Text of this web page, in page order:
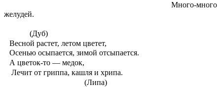
Много-много
желудей.
(Дуб)
Весной растет, летом цветет,
Осенью осыпается, зимой отсыпается.
А цветок-то — медок,
Лечит от гриппа, кашля и хрипа.
(Липа)